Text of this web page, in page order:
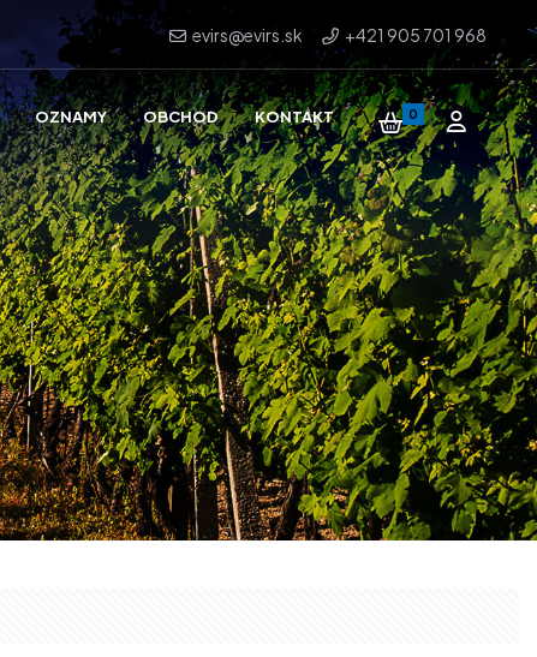
evirs@evirs.sk +421 905 701 968
OZNAMY OBCHOD KONTAKT 0